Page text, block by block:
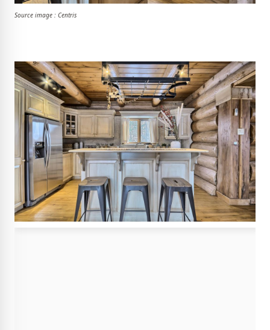
Source image : Centris